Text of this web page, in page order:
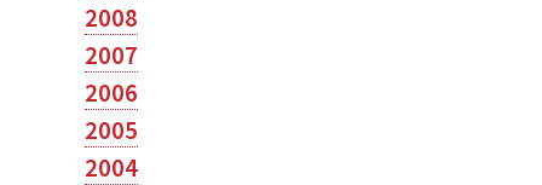
2008
2007
2006
2005
2004